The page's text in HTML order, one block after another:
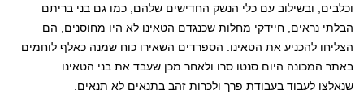
וכלבים, ובשילוב עם כלי הנשק החדישים שלהם, כמו גם בני בריתם
הבלתי נראים, חיידקי מחלות שכנגדם הטאינו לא היו מחוסנים, הם
הצליחו להכניע את הטאינו. הספרדים השאירו כוח שמנה כאלף לוחמים
באתר המכונה היום סנטו סרו ולאחר מכן שעבד את בני הטאינו
שנאלצו לעבוד בעבודת פרך ולכרות זהב בתנאים לא תנאים.